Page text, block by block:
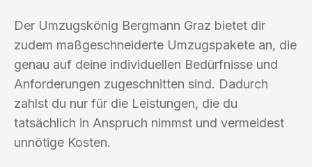
Der Umzugskönig Bergmann Graz bietet dir
zudem maßgeschneiderte Umzugspakete an, die
genau auf deine individuellen Bedürfnisse und
Anforderungen zugeschnitten sind. Dadurch
zahlst du nur für die Leistungen, die du
tatsächlich in Anspruch nimmst und vermeidest
unnötige Kosten.